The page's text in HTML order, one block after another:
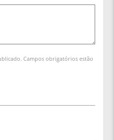
Campos obrigatórios estão